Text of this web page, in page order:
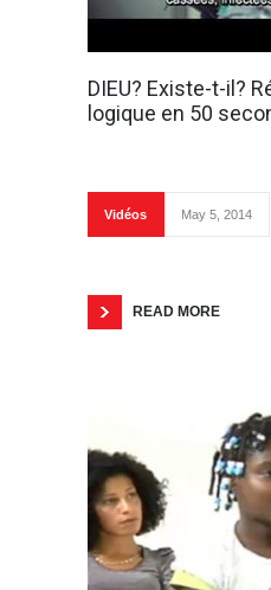
DIEU? Existe-t-il?
logique en 50
Vidéos May 5, 2014
READ MORE